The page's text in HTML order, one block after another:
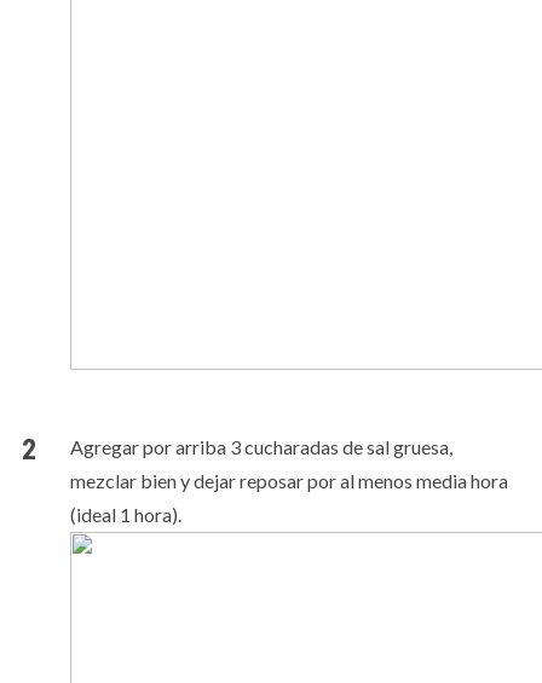
Agregar por arriba 3 cucharadas de sal gruesa,
mezclar bien y dejar reposar por al menos media hora
(ideal 1 hora).